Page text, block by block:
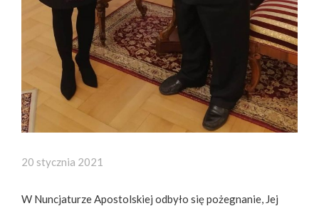
20 stycznia 2021
W Nuncjaturze Apostolskiej odbyło się pożegnanie, Jej